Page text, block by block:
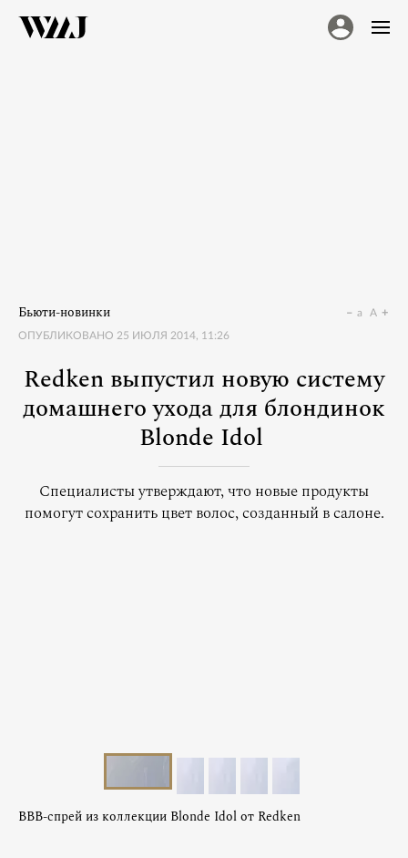
Бьюти-новинки
ОПУБЛИКОВАНО 25 ИЮЛЯ 2014, 11:26
a A
Redken выпустил новую систему
домашнего ухода для блондинок
Blonde Idol
Специалисты утверждают, что новые продукты
помогут сохранить цвет волос, созданный в салоне.
BBB-спрей из коллекции Blonde Idol от Redken